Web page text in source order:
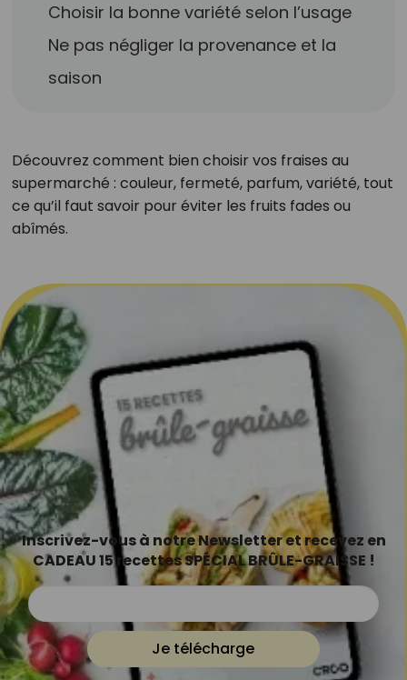
Choisir la bonne variété selon l’usage
Ne pas négliger la provenance et la
saison
Découvrez comment bien choisir vos fraises au
supermarché : couleur, fermeté, parfum, variété, tout
ce qu’il faut savoir pour éviter les fruits fades ou
abîmés.
Inscrivez-vous à notre Newsletter et recevez en
CADEAU 15 recettes SPÉCIAL BRÛLE-GRAISSE !
Je télécharge